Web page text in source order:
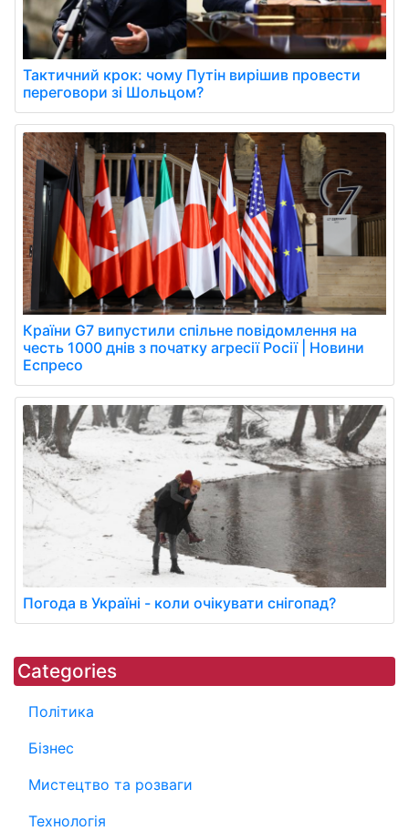
Тактичний крок: чому Путін вирішив провести
переговори зі Шольцом?
Країни G7 випустили спільне повідомлення на
честь 1000 днів з початку агресії Росії | Новини
Еспресо
Погода в Україні - коли очікувати снігопад?
Categories
Політика
Бізнес
Мистецтво та розваги
Технологія